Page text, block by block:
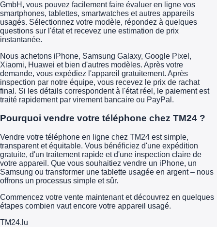
GmbH, vous pouvez facilement faire évaluer en ligne vos
smartphones, tablettes, smartwatches et autres appareils
usagés. Sélectionnez votre modèle, répondez à quelques
questions sur l'état et recevez une estimation de prix
instantanée.
Nous achetons iPhone, Samsung Galaxy, Google Pixel,
Xiaomi, Huawei et bien d'autres modèles. Après votre
demande, vous expédiez l'appareil gratuitement. Après
inspection par notre équipe, vous recevez le prix de rachat
final. Si les détails correspondent à l'état réel, le paiement est
traité rapidement par virement bancaire ou PayPal.
Pourquoi vendre votre téléphone chez TM24 ?
Vendre votre téléphone en ligne chez TM24 est simple,
transparent et équitable. Vous bénéficiez d'une expédition
gratuite, d'un traitement rapide et d'une inspection claire de
votre appareil. Que vous souhaitiez vendre un iPhone, un
Samsung ou transformer une tablette usagée en argent – nous
offrons un processus simple et sûr.
Commencez votre vente maintenant et découvrez en quelques
étapes combien vaut encore votre appareil usagé.
TM24.lu